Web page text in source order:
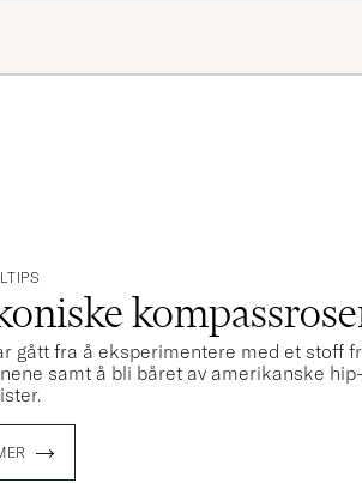
gått fra å eksperimentere med et stoff
samt å bli båret av amerikanske